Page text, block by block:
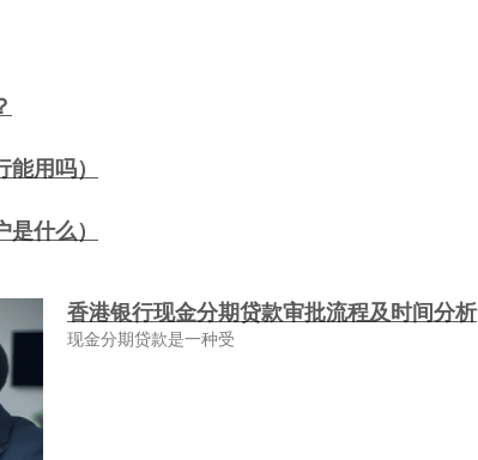
用吗）
什么）
香港银行现金分期贷款审批流程及时间分析
现金分期贷款是一种受